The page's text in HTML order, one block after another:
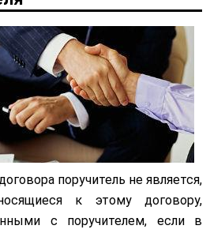
поручитель не является,
к этому договору,
с поручителем, если в